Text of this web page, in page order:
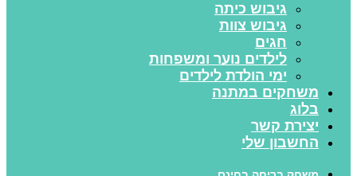
גיבוש כיתה
גיבוש צוות
חגים
לילדים נוער ומשפחות
ימי הולדת לילדים
משחקים במתנה
בלוג
יצירת קשר
החשבון שלי